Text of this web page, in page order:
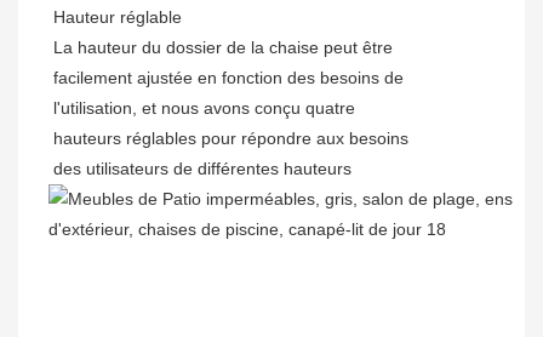
Hauteur réglable
La hauteur du dossier de la chaise peut être
facilement ajustée en fonction des besoins de
l'utilisation, et nous avons conçu quatre
hauteurs réglables pour répondre aux besoins
des utilisateurs de différentes hauteurs